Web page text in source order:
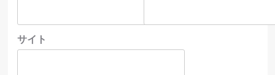
サイト